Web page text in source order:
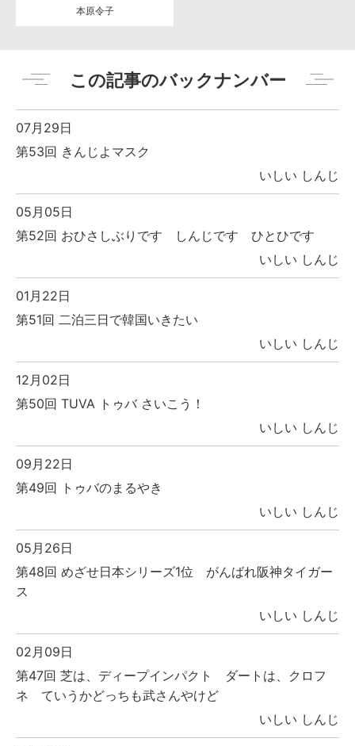
本原令子
この記事のバックナンバー
07月29日
第53回 きんじよマスク
いしい しんじ
05月05日
第52回 おひさしぶりです しんじです ひとひです
いしい しんじ
01月22日
第51回 二泊三日で韓国いきたい
いしい しんじ
12月02日
第50回 TUVA トゥバ さいこう！
いしい しんじ
09月22日
第49回 トゥバのまるやき
いしい しんじ
05月26日
第48回 めざせ日本シリーズ1位 がんばれ阪神タイガー
ス
いしい しんじ
02月09日
第47回 芝は、ディープインパクト ダートは、クロフ
ネ ていうかどっちも武さんやけど
いしい しんじ